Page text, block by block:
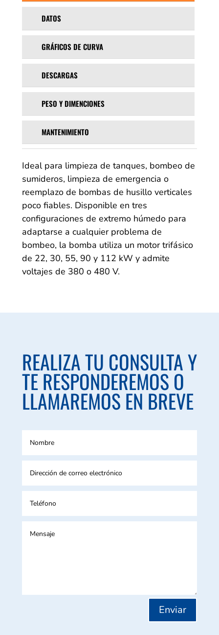
DATOS
GRÁFICOS DE CURVA
DESCARGAS
PESO Y DIMENCIONES
MANTENIMIENTO
Ideal para limpieza de tanques, bombeo de
sumideros, limpieza de emergencia o
reemplazo de bombas de husillo verticales
poco fiables. Disponible en tres
configuraciones de extremo húmedo para
adaptarse a cualquier problema de
bombeo, la bomba utiliza un motor trifásico
de 22, 30, 55, 90 y 112 kW y admite
voltajes de 380 o 480 V.
REALIZA TU CONSULTA Y
TE RESPONDEREMOS O
LLAMAREMOS EN BREVE
Enviar